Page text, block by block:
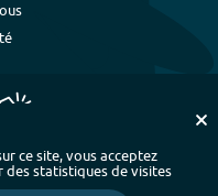
ce site, vous acceptez
des statistiques de visites